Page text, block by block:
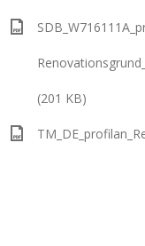
(201 KB)